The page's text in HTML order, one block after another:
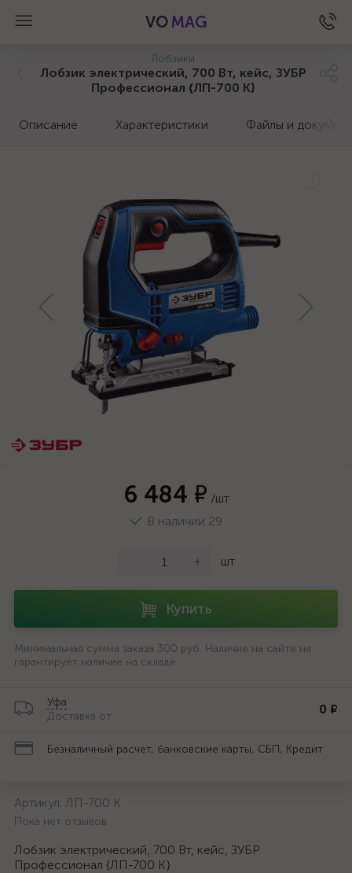
VO MAG
Лобзики
Лобзик электрический, 700 Вт, кейс, ЗУБР
Профессионал {ЛП-700 К}
Описание Характеристики Файлы и
6 484 ₽ /шт
В наличии 29
+ шт
Купить
Минимальная сумма заказа 300 руб. Наличие на сайте не
гарантирует наличие на складе.
Уфа
Доставка от
0 ₽
Безналичный расчет, банковские карты, СБП, Кредит
Артикул: ЛП-700 К
Пока нет отзывов
Лобзик электрический, 700 Вт, кейс, ЗУБР
Профессионал {ЛП-700 К}